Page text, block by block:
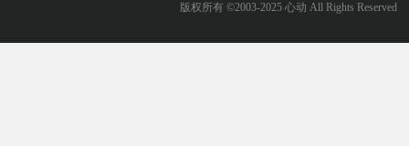
版权所有 ©2003-2025 心动 All Rights Reserved